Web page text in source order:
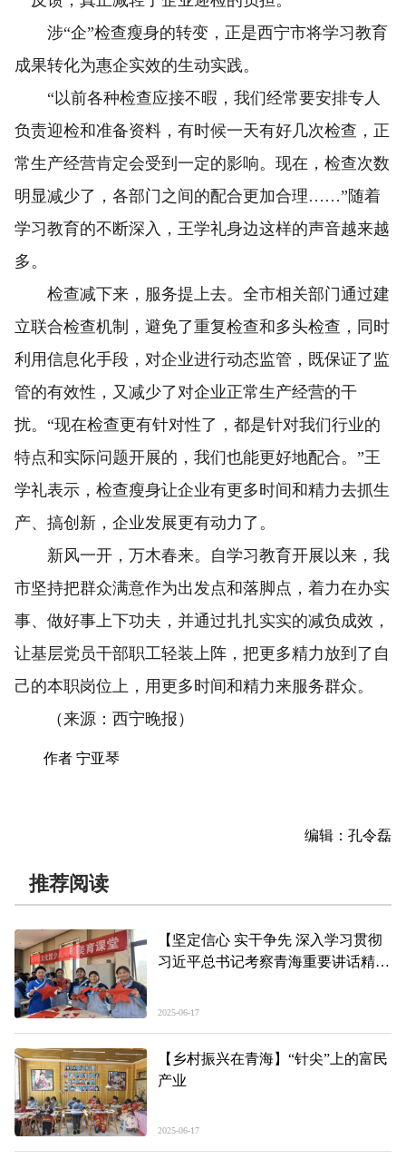
涉“企”检查瘦身的转变，正是西宁市将学习教育
成果转化为惠企实效的生动实践。
“以前各种检查应接不暇，我们经常要安排专人
负责迎检和准备资料，有时候一天有好几次检查，正
常生产经营肯定会受到一定的影响。现在，检查次数
明显减少了，各部门之间的配合更加合理……”随着
学习教育的不断深入，王学礼身边这样的声音越来越
多。
检查减下来，服务提上去。全市相关部门通过建
立联合检查机制，避免了重复检查和多头检查，同时
利用信息化手段，对企业进行动态监管，既保证了监
管的有效性，又减少了对企业正常生产经营的干
扰。“现在检查更有针对性了，都是针对我们行业的
特点和实际问题开展的，我们也能更好地配合。”王
学礼表示，检查瘦身让企业有更多时间和精力去抓生
产、搞创新，企业发展更有动力了。
新风一开，万木春来。自学习教育开展以来，我
市坚持把群众满意作为出发点和落脚点，着力在办实
事、做好事上下功夫，并通过扎扎实实的减负成效，
让基层党员干部职工轻装上阵，把更多精力放到了自
己的本职岗位上，用更多时间和精力来服务群众。
（来源：西宁晚报）
作者 宁亚琴
编辑：孔令磊
推荐阅读
【坚定信心 实干争先 深入学习贯彻
习近平总书记考察青海重要讲话精神
2025-06-17
【乡村振兴在青海】“针尖”上的富民
产业
2025-06-17